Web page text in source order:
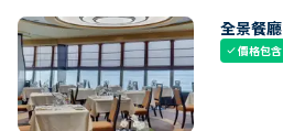
全景餐廳
check價格包含